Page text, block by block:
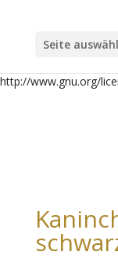
Author URI: http://
http://www.gnu.org/
Seite